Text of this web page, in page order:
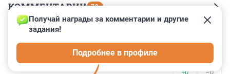
КОММЕНТАРИИ 79
Гость
Это просто праздник какой. О
+0 –0
Получай награды за комментарии и другие
задания!
Подробнее в профиле